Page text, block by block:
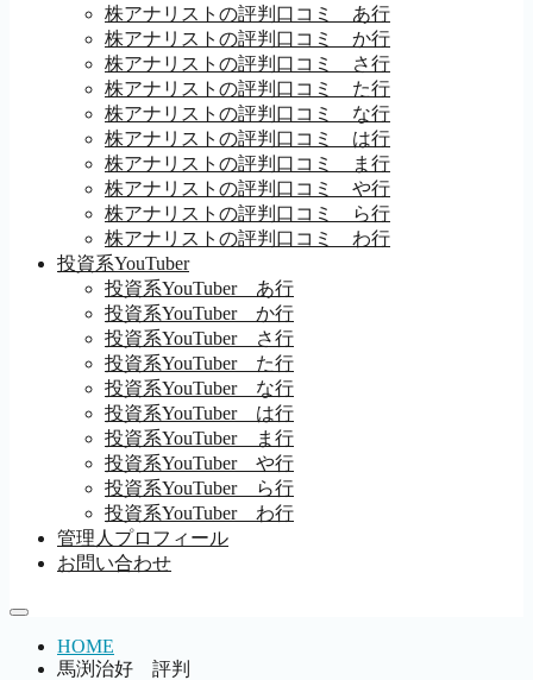
株アナリストの評判口コミ あ行
株アナリストの評判口コミ か行
株アナリストの評判口コミ さ行
株アナリストの評判口コミ た行
株アナリストの評判口コミ な行
株アナリストの評判口コミ は行
株アナリストの評判口コミ ま行
株アナリストの評判口コミ や行
株アナリストの評判口コミ ら行
株アナリストの評判口コミ わ行
投資系YouTuber
投資系YouTuber あ行
投資系YouTuber か行
投資系YouTuber さ行
投資系YouTuber た行
投資系YouTuber な行
投資系YouTuber は行
投資系YouTuber ま行
投資系YouTuber や行
投資系YouTuber ら行
投資系YouTuber わ行
管理人プロフィール
お問い合わせ
HOME
馬渕治好 評判